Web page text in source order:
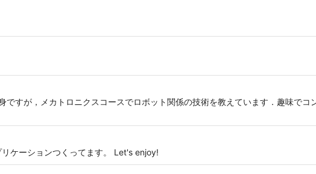
ですが，メカトロニクスコースでロボット関係の技術を教えています．趣味でコ
ケーションつくってます。 Let's enjoy!